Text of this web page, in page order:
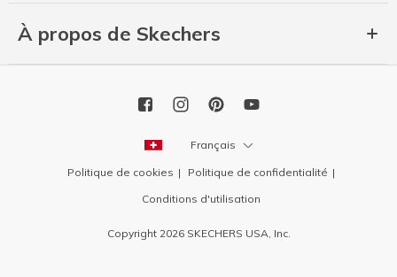
À propos de Skechers
Français
Politique de cookies
Politique de confidentialité
Conditions d'utilisation
Copyright 2026 SKECHERS USA, Inc.